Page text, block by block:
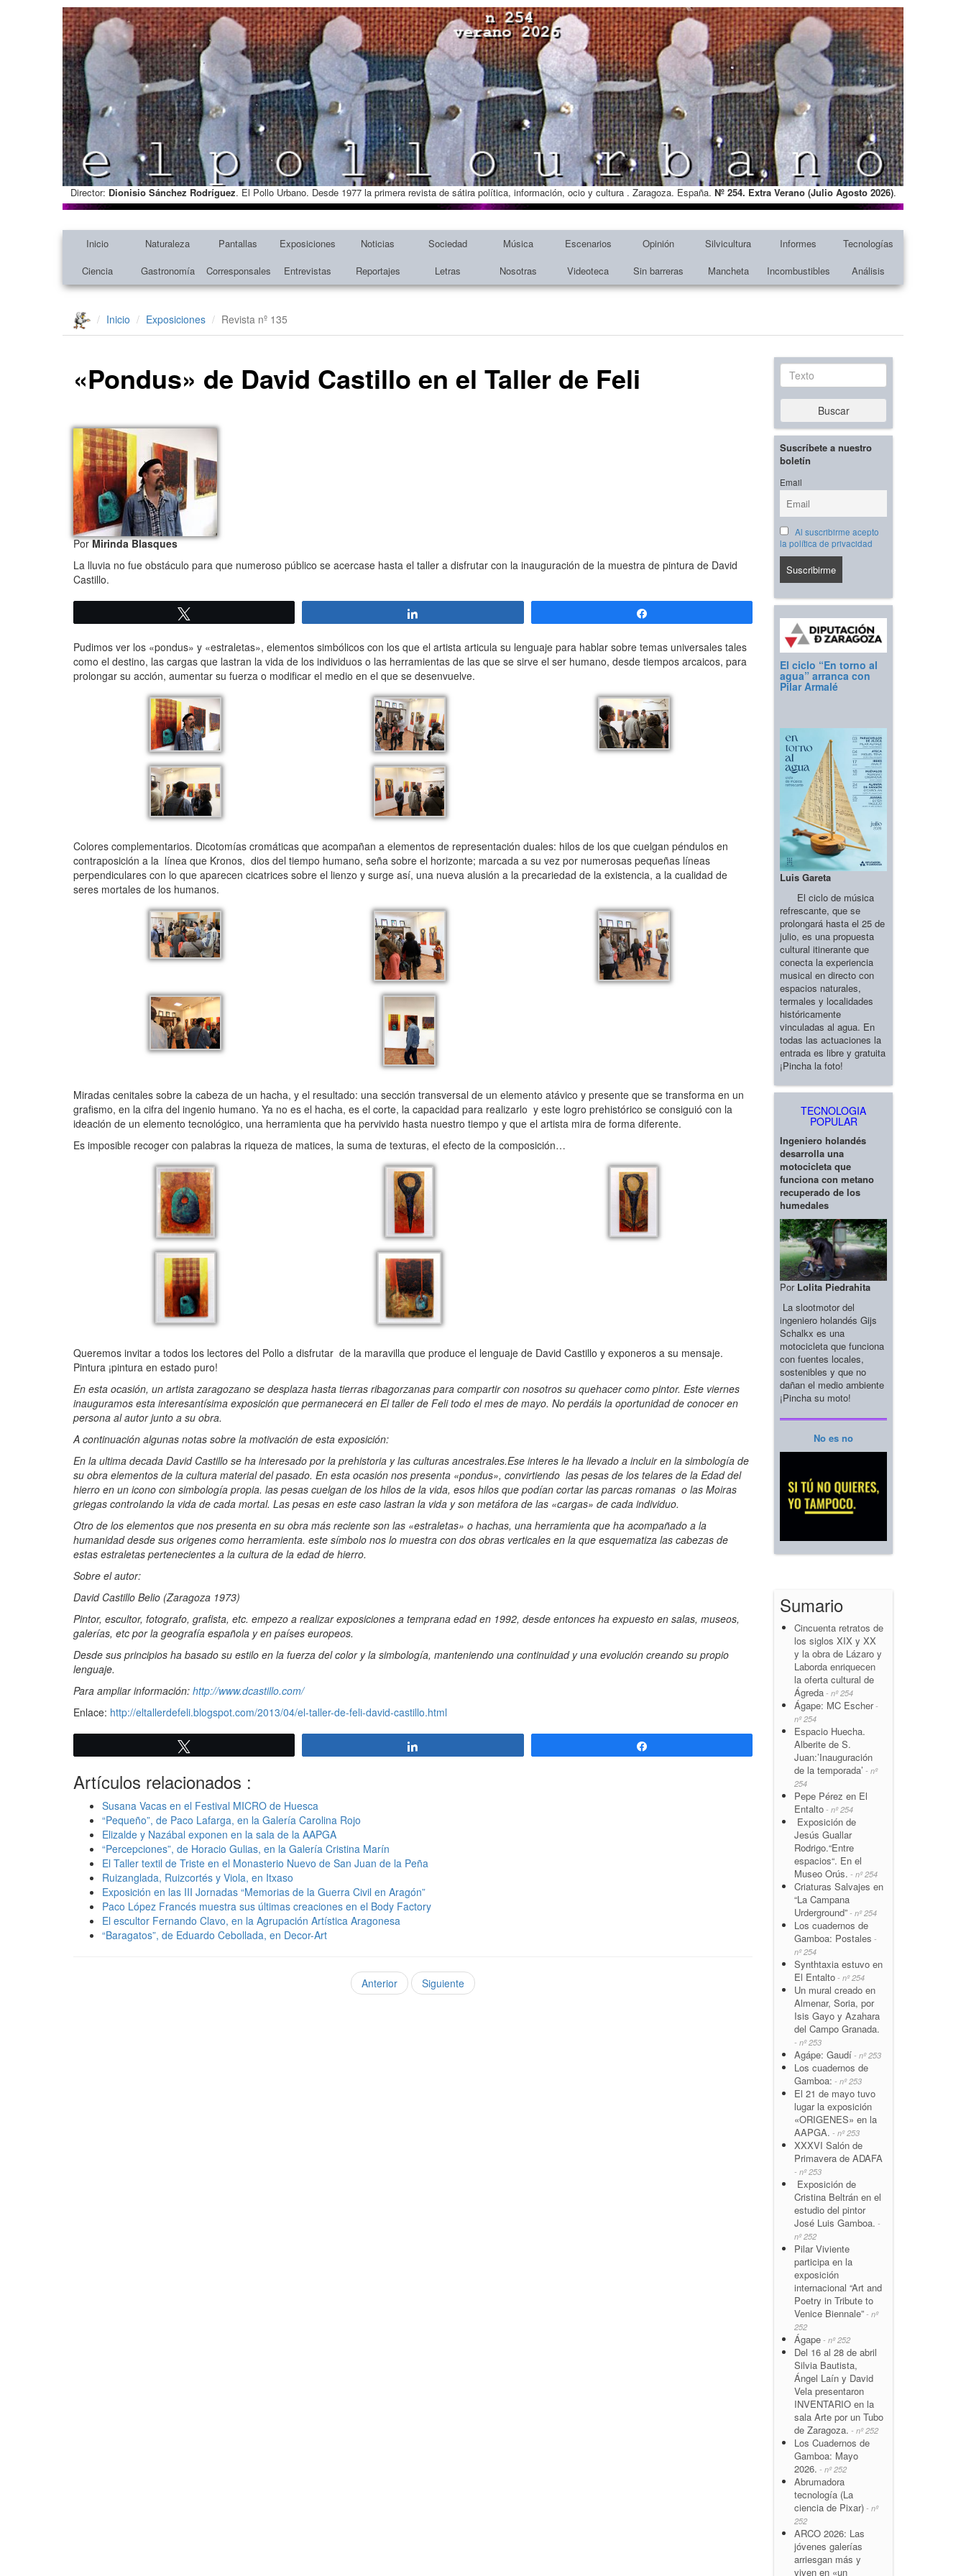
Director: Dionisio Sánchez Rodríguez. El Pollo Urbano. Desde 1977 la primera revista de sátira política, información, ocio y cultura . Zaragoza. España. Nº 254. Extra Verano (Julio Agosto 2026).
Inicio Naturaleza Pantallas Exposiciones Noticias Sociedad Música Escenarios Opinión Silvicultura Informes
Tecnologías
Ciencia
Gastronomía Corresponsales Entrevistas Reportajes Letras Nosotras Videoteca Sin barreras Mancheta Incombustibles Análisis
Inicio Exposiciones Revista nº 135
«Pondus» de David Castillo en el Taller de Feli
PorMirinda Blasques
La lluvia no fue obstáculo para que numeroso público se acercase hasta el taller a disfrutar con la inauguración de la muestra de pintura de David
Castillo.
Pudimos ver los «pondus» y «estraletas», elementos simbólicos con los que el artista articula su lenguaje para hablar sobre temas universales tales
como el destino, las cargas que lastran la vida de los individuos o las herramientas de las que se sirve el ser humano, desde tiempos arcaicos, para
prolongar su acción, aumentar su fuerza o modificar el medio en el que se desenvuelve.
Colores complementarios. Dicotomías cromáticas que acompañan a elementos de representación duales: hilos de los que cuelgan péndulos en
contraposición a la línea que Kronos, dios del tiempo humano, seña sobre el horizonte; marcada a su vez por numerosas pequeñas líneas
perpendiculares con lo que aparecen cicatrices sobre el lienzo y surge así, una nueva alusión a la precariedad de la existencia, a la cualidad de
seres mortales de los humanos.
Miradas cenitales sobre la cabeza de un hacha, y el resultado: una sección transversal de un elemento atávico y presente que se transforma en un
grafismo, en la cifra del ingenio humano. Ya no es el hacha, es el corte, la capacidad para realizarlo y este logro prehistórico se consiguió con la
ideación de un elemento tecnológico, una herramienta que ha pervivido hasta nuestro tiempo y que el artista mira de forma diferente.
Es imposible recoger con palabras la riqueza de matices, la suma de texturas, el efecto de la composición…
Queremos invitar a todos los lectores del Pollo a disfrutar de la maravilla que produce el lenguaje de David Castillo y exponeros a su mensaje.
Pintura ¡pintura en estado puro!
En esta ocasión, un artista zaragozano se desplaza hasta tierras ribagorzanas para compartir con nosotros su quehacer como pintor. Este viernes
inauguramos esta interesantísima exposición que permanecerá en El taller de Feli todo el mes de mayo. No perdáis la oportunidad de conocer en
persona al autor junto a su obra.
A continuación algunas notas sobre la motivación de esta exposición:
En la ultima decada David Castillo se ha interesado por la prehistoria y las culturas ancestrales.Ese interes le ha llevado a incluir en la simbología de
su obra elementos de la cultura material del pasado. En esta ocasión nos presenta «pondus», convirtiendo las pesas de los telares de la Edad del
hierro en un icono con simbología propia. las pesas cuelgan de los hilos de la vida, esos hilos que podían cortar las parcas romanas o las Moiras
griegas controlando la vida de cada mortal. Las pesas en este caso lastran la vida y son metáfora de las «cargas» de cada individuo.
Otro de los elementos que nos presenta en su obra más reciente son las «estraletas» o hachas, una herramienta que ha acompañado a la
humanidad desde sus origenes como herramienta. este símbolo nos lo muestra con dos obras verticales en la que esquematiza las cabezas de
estas estraletas pertenecientes a la cultura de la edad de hierro.
Sobre el autor:
David Castillo Belio (Zaragoza 1973)
Pintor, escultor, fotografo, grafista, etc. empezo a realizar exposiciones a temprana edad en 1992, desde entonces ha expuesto en salas, museos,
galerías, etc por la geografía española y en países europeos.
Desde sus principios ha basado su estilo en la fuerza del color y la simbología, manteniendo una continuidad y una evolución creando su propio
lenguaje.
Para ampliar información: http://www.dcastillo.com/
Enlace: http://eltallerdefeli.blogspot.com/2013/04/el-taller-de-feli-david-castillo.html
Artículos relacionados :
Susana Vacas en el Festival MICRO de Huesca
“Pequeño”, de Paco Lafarga, en la Galería Carolina Rojo
Elizalde y Nazábal exponen en la sala de la AAPGA
“Percepciones”, de Horacio Gulias, en la Galería Cristina Marín
El Taller textil de Triste en el Monasterio Nuevo de San Juan de la Peña
Ruizanglada, Ruizcortés y Viola, en Itxaso
Exposición en las III Jornadas “Memorias de la Guerra Civil en Aragón”
Paco López Francés muestra sus últimas creaciones en el Body Factory
El escultor Fernando Clavo, en la Agrupación Artística Aragonesa
“Baragatos”, de Eduardo Cebollada, en Decor-Art
Anterior Siguiente
Texto
Buscar
Suscríbete a nuestro
boletín
Email
Al suscribirme acepto
la política de privacidad
El ciclo “En torno al
agua” arranca con
Pilar Armalé
Luis Gareta
El ciclo de música
refrescante, que se
prolongará hasta el 25 de
julio, es una propuesta
cultural itinerante que
conecta la experiencia
musical en directo con
espacios naturales,
termales y localidades
históricamente
vinculadas al agua. En
todas las actuaciones la
entrada es libre y gratuita
¡Pincha la foto!
TECNOLOGIA
POPULAR
Ingeniero holandés
desarrolla una
motocicleta que
funciona con metano
recuperado de los
humedales
Por Lolita Piedrahita
La slootmotor del
ingeniero holandés Gijs
Schalkx es una
motocicleta que funciona
con fuentes locales,
sostenibles y que no
dañan el medio ambiente
¡Pincha su moto!
No es no
Sumario
Cincuenta retratos de
los siglos XIX y XX
y la obra de Lázaro y
Laborda enriquecen
la oferta cultural de
Ágreda - nº 254
Ágape: MC Escher-
nº 254
Espacio Huecha.
Alberite de S.
Juan:’Inauguración
de la temporada’ - nº
254
Pepe Pérez en El
Entalto - nº 254
Exposición de
Jesús Guallar
Rodrigo.“Entre
espacios“. En el
Museo Orús. - nº 254
Criaturas Salvajes en
“La Campana
Urderground” - nº 254
Los cuadernos de
Gamboa: Postales -
nº 254
Synthtaxia estuvo en
El Entalto - nº 254
Un mural creado en
Almenar, Soria, por
Isis Gayo y Azahara
del Campo Granada.
- nº 253
Agápe: Gaudí - nº 253
Los cuadernos de
Gamboa: - nº 253
El 21 de mayo tuvo
lugar la exposición
«ORIGENES» en la
AAPGA. - nº 253
XXXVI Salón de
Primavera de ADAFA
- nº 253
Exposición de
Cristina Beltrán en el
estudio del pintor
José Luis Gamboa. -
nº 252
Pilar Viviente
participa en la
exposición
internacional “Art and
Poetry in Tribute to
Venice Biennale” - nº
252
Ágape - nº 252
Del 16 al 28 de abril
Silvia Bautista,
Ángel Laín y David
Vela presentaron
INVENTARIO en la
sala Arte por un Tubo
de Zaragoza. - nº 252
Los Cuadernos de
Gamboa: Mayo
2026. - nº 252
Abrumadora
tecnología (La
ciencia de Pixar) - nº
252
ARCO 2026: Las
jóvenes galerías
arriesgan más y
viven en «un